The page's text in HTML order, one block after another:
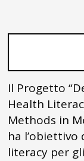
Il Progetto
Health
Methods in
ha
literacy per